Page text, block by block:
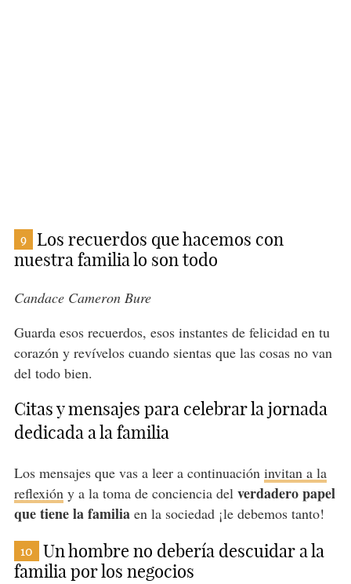
9
Los recuerdos que hacemos con
nuestra familia lo son todo
Candace Cameron Bure
Guarda esos recuerdos, esos instantes de felicidad en tu
corazón y revívelos cuando sientas que las cosas no van
del todo bien.
Citas y mensajes para celebrar la jornada
dedicada a la familia
Los mensajes que vas a leer a continuación invitan a la
reflexióny a la toma de conciencia del verdadero papel
que tiene la familiaen la sociedad ¡le debemos tanto!
10
Un hombre no debería descuidar a la
familia por los negocios